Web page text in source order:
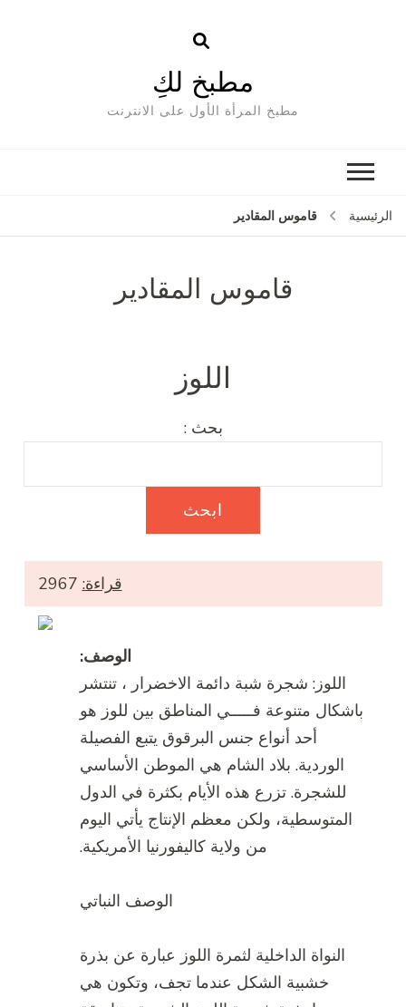
مطبخ لكِ
مطبخ المرأة الأول على الانترنت
الرئيسية قاموس المقادير
قاموس المقادير
اللوز
بحث :
قراءة:
الوصف:
اللوز: شجرة شبة دائمة الاخضرار ، تنتشر
باشكال متنوعة فـــــي المناطق بين للوز هو
أحد أنواع جنس البرقوق يتبع الفصيلة
الوردية. بلاد الشام هي الموطن الأساسي
للشجرة. تزرع هذه الأيام بكثرة في الدول
المتوسطية، ولكن معظم الإنتاج يأتي اليوم
من ولاية كاليفورنيا الأمريكية.
الوصف النباتي
النواة الداخلية لثمرة اللوز عبارة عن بذرة
خشبية الشكل عندما تجف، وتكون هي